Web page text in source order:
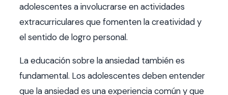
adolescentes a involucrarse en actividades
extracurriculares que fomenten la creatividad y
el sentido de logro personal.
La educación sobre la ansiedad también es
fundamental. Los adolescentes deben entender
que la ansiedad es una experiencia común y que